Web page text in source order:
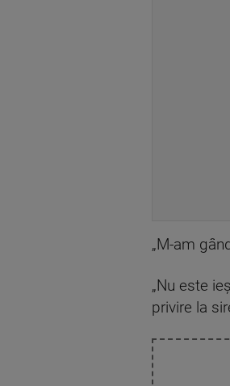
„M-am
„Nu este
privire la